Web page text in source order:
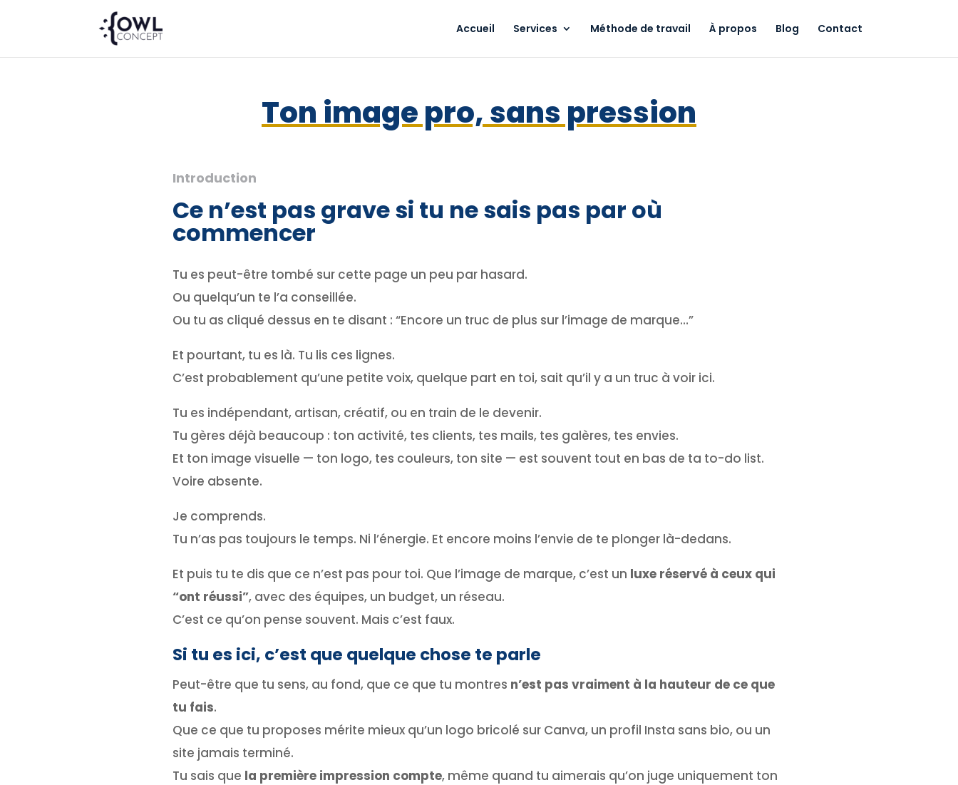
Accueil Services Méthode de travail À propos Blog Contact
Ton image pro, sans pression
Introduction
Ce n’est pas grave si tu ne sais pas par où
commencer
Tu es peut-être tombé sur cette page un peu par hasard.
Ou quelqu’un te l’a conseillée.
Ou tu as cliqué dessus en te disant : “Encore un truc de plus sur l’image de marque…”
Et pourtant, tu es là. Tu lis ces lignes.
C’est probablement qu’une petite voix, quelque part en toi, sait qu’il y a un truc à voir ici.
Tu es indépendant, artisan, créatif, ou en train de le devenir.
Tu gères déjà beaucoup : ton activité, tes clients, tes mails, tes galères, tes envies.
Et ton image visuelle — ton logo, tes couleurs, ton site — est souvent tout en bas de ta to-do list.
Voire absente.
Je comprends.
Tu n’as pas toujours le temps. Ni l’énergie. Et encore moins l’envie de te plonger là-dedans.
Et puis tu te dis que ce n’est pas pour toi. Que l’image de marque, c’est un luxe réservé à ceux qui
“ont réussi”, avec des équipes, un budget, un réseau.
C’est ce qu’on pense souvent. Mais c’est faux.
Si tu es ici, c’est que quelque chose te parle
Peut-être que tu sens, au fond, que ce que tu montres n’est pas vraiment à la hauteur de ce que
tu fais.
Que ce que tu proposes mérite mieux qu’un logo bricolé sur Canva, un profil Insta sans bio, ou un
site jamais terminé.
Tu sais que la première impression compte, même quand tu aimerais qu’on juge uniquement ton